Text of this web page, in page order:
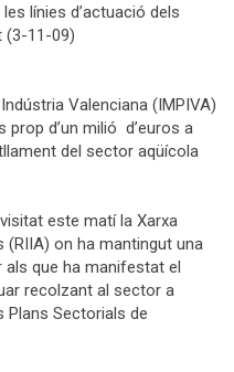
línies d’actuació dels
(3-11-09)
Valenciana (IMPIVA)
d’un milió d’euros a
del sector aqüícola
este matí la Xarxa
(RIIA) on ha mantingut una
que ha manifestat el
recolzant al sector a
Plans Sectorials de